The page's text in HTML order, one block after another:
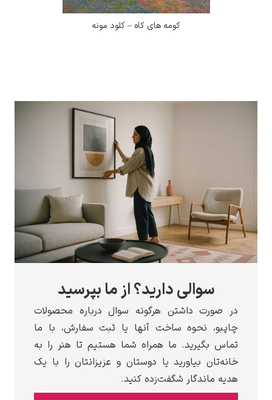
کومه های کاه – کلود مونه
دارید؟ از ما بپرسید
هرگونه سوال درباره محصولات
ساخت آنها یا ثبت سفارش، با ما
ما همراه شما هستیم تا هنر را به
یا دوستان و عزیزانتان را با یک
شگفت‌زده کنید.